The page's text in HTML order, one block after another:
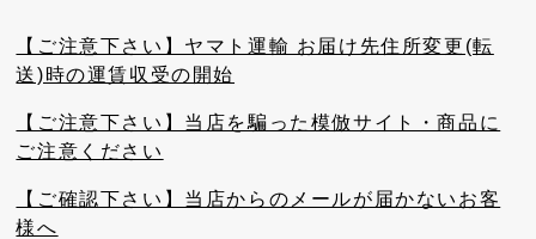
【ご注意下さい】ヤマト運輸 お届け先住所変更(転
送)時の運賃収受の開始
【ご注意下さい】当店を騙った模倣サイト・商品に
ご注意ください
【ご確認下さい】当店からのメールが届かないお客
様へ